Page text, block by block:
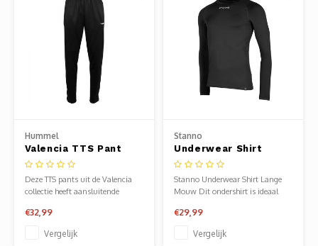
Hummel
Valencia TTS Pant
Deze TTS pants uit de Valencia
collectie heeft aansluitende
op de kuiten. De stof waarvan de
broek is gemaakt, polyester TTS, is
glad materiaal dat lang mooi
€32,99
Vergelijk
Stanno
Underwear Shirt
Lange Mouw
Stanno Underwear Shirt Lange
Mouw Dit ondershirt is ideaal
weersomstandigheden trotseren.
De mesh-vlakken zorgen voor de
optimale afvoer van
€29,99
Vergelijk